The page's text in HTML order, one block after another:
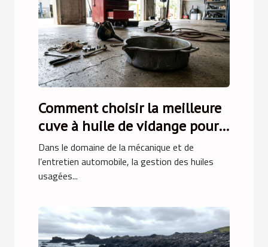
Comment choisir la meilleure
cuve à huile de vidange pour
votre atelier ?
Dans le domaine de la mécanique et de
l’entretien automobile, la gestion des huiles
usagées...